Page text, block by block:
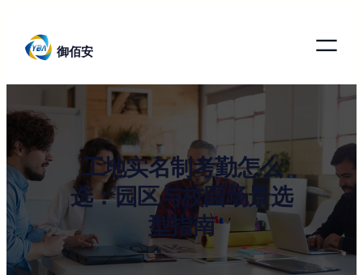
御佰安
工地实名制考勤怎么
选：园区与校园场景选
型指南